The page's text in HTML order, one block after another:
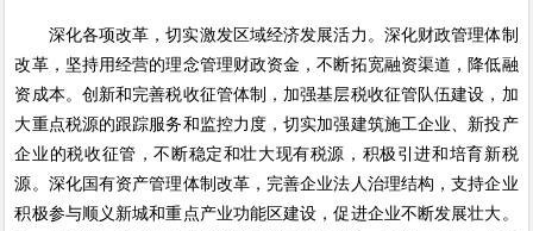
深化各项改革，切实激发区域经济发展活力。深化财政管理体制
改革，坚持用经营的理念管理财政资金，不断拓宽融资渠道，降低融
资成本。创新和完善税收征管体制，加强基层税收征管队伍建设，加
大重点税源的跟踪服务和监控力度，切实加强建筑施工企业、新投产
企业的税收征管，不断稳定和壮大现有税源，积极引进和培育新税
源。深化国有资产管理体制改革，完善企业法人治理结构，支持企业
积极参与顺义新城和重点产业功能区建设，促进企业不断发展壮大。